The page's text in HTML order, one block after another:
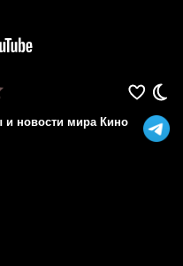
новости мира Кино